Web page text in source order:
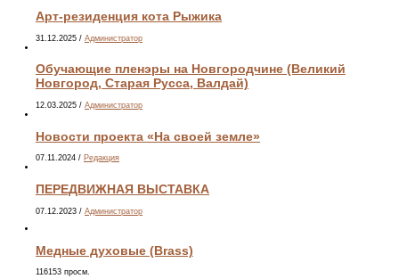
Арт-резиденция кота Рыжика
31.12.2025 / Администратор
Обучающие пленэры на Новгородчине (Великий
Новгород, Старая Русса, Валдай)
12.03.2025 / Администратор
Новости проекта «На своей земле»
07.11.2024 / Редакция
ПЕРЕДВИЖНАЯ ВЫСТАВКА
07.12.2023 / Администратор
Медные духовые (Brass)
116153 просм.